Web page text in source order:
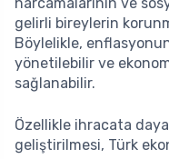
gelirli bireylerin
Böylelikle,
yönetilebilir ve
sağlanabilir.
Özellikle ihracata
geliştirilmesi, Türk